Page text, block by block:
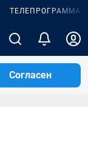
ТЕЛЕПРОГРАММА
Согласен